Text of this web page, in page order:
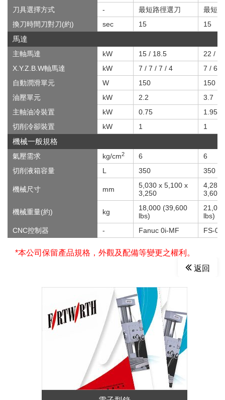
刀具選擇方式
- 最短路徑選刀
最短
換刀時間刀對刀(約)
sec 15 15
馬達
主軸馬達 kW 15 / 18.5
22 / 26
X.Y.Z.B.W軸馬達
kW 7 / 7 / 7 / 4
7 / 6 /
自動潤滑單元
W 150
150
油壓單元
kW 2.2
3.7
主軸油冷裝置
kW 0.75
1.95
切削冷卻裝置
kW 1 1
機械一般規格
氣壓需求 kg/cm2 6
6
切削液箱容量
L 350 350
機械尺寸 mm
5,030 x 5,100 x
3,250
4,285
3,605
機械重量(約) kg
18,000 (39,600
lbs)
lbs)
CNC控制器
- Fanuc 0i-MF FS-0i-
*本公司保留產品規格，外觀及配備等變更之權利。
返回